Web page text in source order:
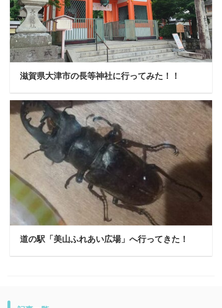
滋賀県大津市の長等神社に行ってみた！！
道の駅「美山ふれあい広場」へ行ってきた！